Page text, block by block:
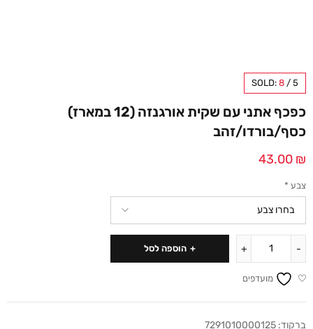
SOLD: 8 / 5
כפכף אתני עם שקית אורגנזה (12 במארז)
כסף/בורדו/זהב
43.00 ₪
צבע *
הוספה לסל
מועדפים
ברקוד: 7291010000125